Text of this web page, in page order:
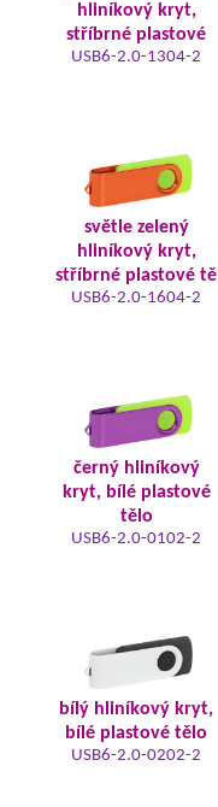
hliníkový kryt,
stříbrné plastové
USB6-2.0-1304-2
světle zelený
hliníkový kryt,
stříbrné plastové tě
USB6-2.0-1604-2
černý hliníkový
kryt, bílé plastové
tělo
USB6-2.0-0102-2
bílý hliníkový kryt,
bílé plastové tělo
USB6-2.0-0202-2